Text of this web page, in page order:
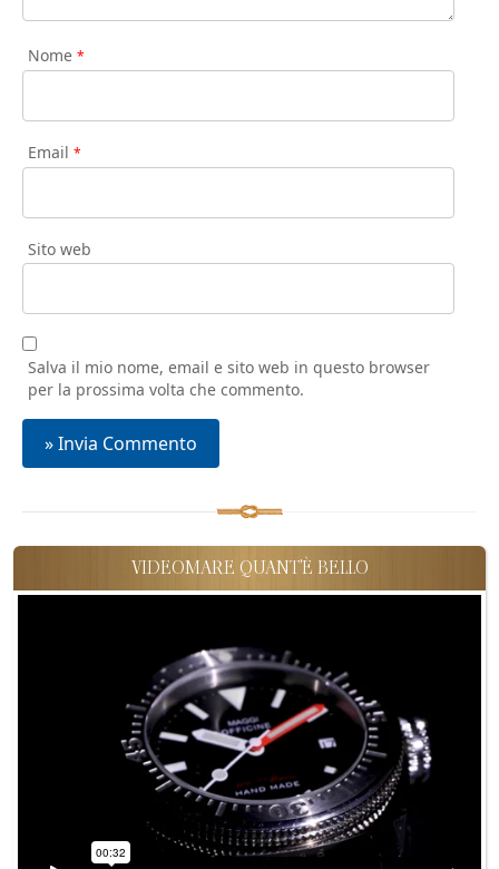
Nome *
Email *
Sito web
Salva il mio nome, email e sito web in questo browser
per la prossima volta che commento.
VIDEOMARE QUANT'È BELLO